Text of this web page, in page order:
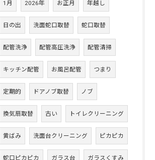
1月 2026年 お正月 年越し
日の出 洗面蛇口取替 蛇口取替
配管洗浄 配管高圧洗浄 配管清掃
キッチン配管 お風呂配管 つまり
定期的 ドアノブ取替 ノブ
換気扇取替 古い トイレクリーニング
黄ばみ 洗面台クリーニング ピカピカ
蛇口ピカピカ ガラス台 ガラスくすみ